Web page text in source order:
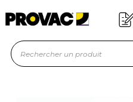
Offre de
En